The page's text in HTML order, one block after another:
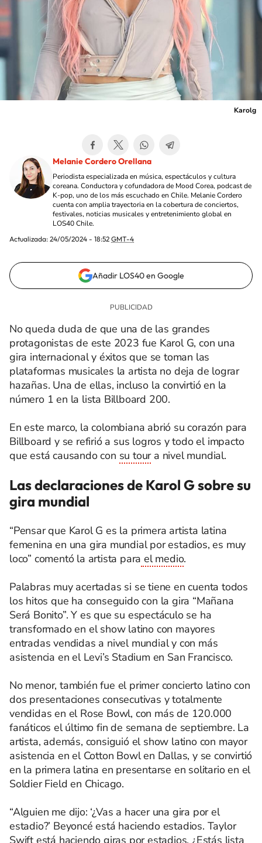
Karolg
Melanie Cordero Orellana
Periodista especializada en música, espectáculos y cultura
coreana. Conductora y cofundadora de Mood Corea, podcast de
K-pop, uno de los más escuchado en Chile. Melanie Cordero
cuenta con amplia trayectoria en la cobertura de conciertos,
festivales, noticias musicales y entretenimiento global en
LOS40 Chile.
Actualizada: 24/05/2024 - 18:52 GMT-4
Añadir LOS40 en Google
No queda duda de que una de las grandes
protagonistas de este 2023 fue Karol G, con una
gira internacional y éxitos que se toman las
plataformas musicales la artista no deja de lograr
hazañas. Una de ellas, incluso la convirtió en la
número 1 en la lista Billboard 200.
En este marco, la colombiana abrió su corazón para
Billboard y se refirió a sus logros y todo el impacto
que está causando con su toura nivel mundial.
Las declaraciones de Karol G sobre su
gira mundial
“Pensar que Karol G es la primera artista latina
femenina en una gira mundial por estadios, es muy
loco” comentó la artista para el medio.
Palabras muy acertadas si se tiene en cuenta todos
los hitos que ha conseguido con la gira “Mañana
Será Bonito”. Y es que su espectáculo se ha
transformado en el show latino con mayores
entradas vendidas a nivel mundial y con más
asistencia en el Levi’s Stadium en San Francisco.
No menor, también fue el primer concierto latino con
dos presentaciones consecutivas y totalmente
vendidas en el Rose Bowl, con más de 120.000
fanáticos el último fin de semana de septiembre. La
artista, además, consiguió el show latino con mayor
asistencia en el Cotton Bowl en Dallas, y se convirtió
en la primera latina en presentarse en solitario en el
Soldier Field en Chicago.
“Alguien me dijo: ‘¿Vas a hacer una gira por el
estadio?’ Beyoncé está haciendo estadios. Taylor
Swift está haciendo giras por estadios. ¿Estás lista